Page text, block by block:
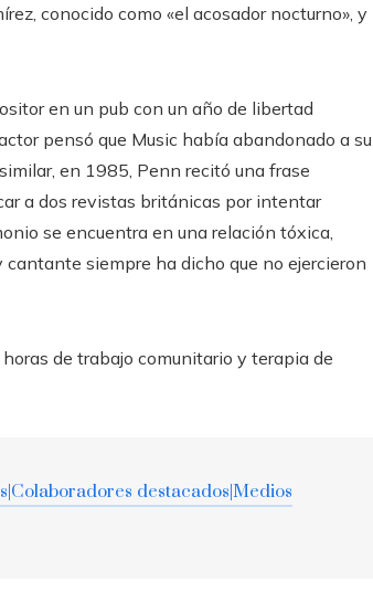
conocido como «el acosador nocturno», y
en un pub con un año de libertad
pensó que Music había abandonado a su
en 1985, Penn recitó una frase
a dos revistas británicas por intentar
se encuentra en una relación tóxica,
siempre ha dicho que no ejercieron
de trabajo comunitario y terapia de
destacados|Medios